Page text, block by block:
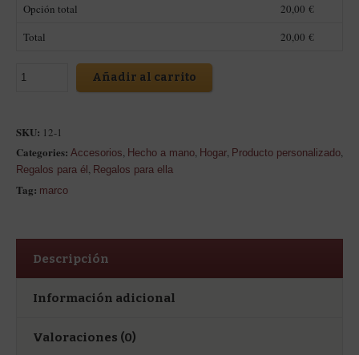
Opción total
20,00 €
Total
20,00 €
Añadir al carrito
SKU: 12-1
Categories: Accesorios, Hecho a mano, Hogar, Producto personalizado,
Regalos para él , Regalos para ella
Tag: marco
Descripción
Información adicional
Valoraciones (0)